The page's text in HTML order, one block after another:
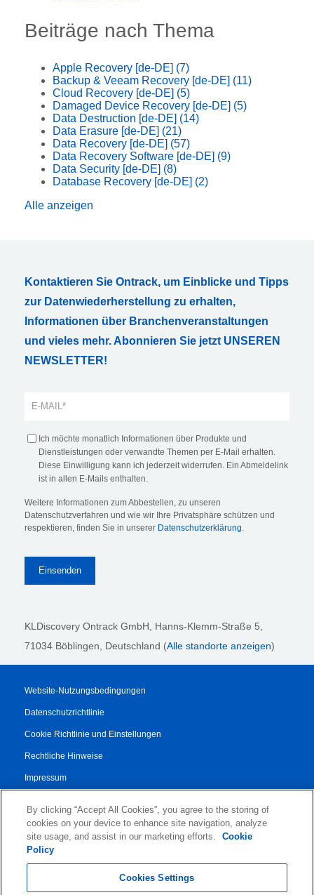
Beiträge nach Thema
Apple Recovery [de-DE] (7)
Backup & Veeam Recovery [de-DE] (11)
Cloud Recovery [de-DE] (5)
Damaged Device Recovery [de-DE] (5)
Data Destruction [de-DE] (14)
Data Erasure [de-DE] (21)
Data Recovery [de-DE] (57)
Data Recovery Software [de-DE] (9)
Data Security [de-DE] (8)
Database Recovery [de-DE] (2)
Alle anzeigen
Kontaktieren Sie Ontrack, um Einblicke und Tipps
zur Datenwiederherstellung zu erhalten,
Informationen über Branchenveranstaltungen
und vieles mehr. Abonnieren Sie jetzt UNSEREN
NEWSLETTER!
Ich möchte monatlich Informationen über Produkte und
Dienstleistungen oder verwandte Themen per E-Mail erhalten.
Diese Einwilligung kann ich jederzeit widerrufen. Ein Abmeldelink
ist in allen E-Mails enthalten.
Weitere Informationen zum Abbestellen, zu unseren
Datenschutzverfahren und wie wir Ihre Privatsphäre schützen und
respektieren, finden Sie in unserer Datenschutzerklärung
KLDiscovery Ontrack GmbH, Hanns-Klemm-Straße 5
71034 Böblingen , Deutschland (Alle standorte anzeigen)
Website-Nutzungsbedingungen
Datenschutzrichtlinie
Cookie Richtlinie und Einstellungen
Rechtliche Hinweise
Impressum
AGB
Vertrag für Autorisierte Partner
By clicking “Accept All Cookies”, you agree to the storing of
cookies on your device to enhance site navigation, analyze
site usage, and assist in our marketing efforts.
Cookie
Policy
Cookies Settings